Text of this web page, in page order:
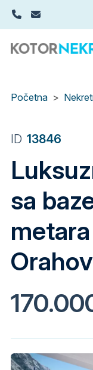
Skip
content
+382(0)67 449 988
Početna
ID 13846
sa